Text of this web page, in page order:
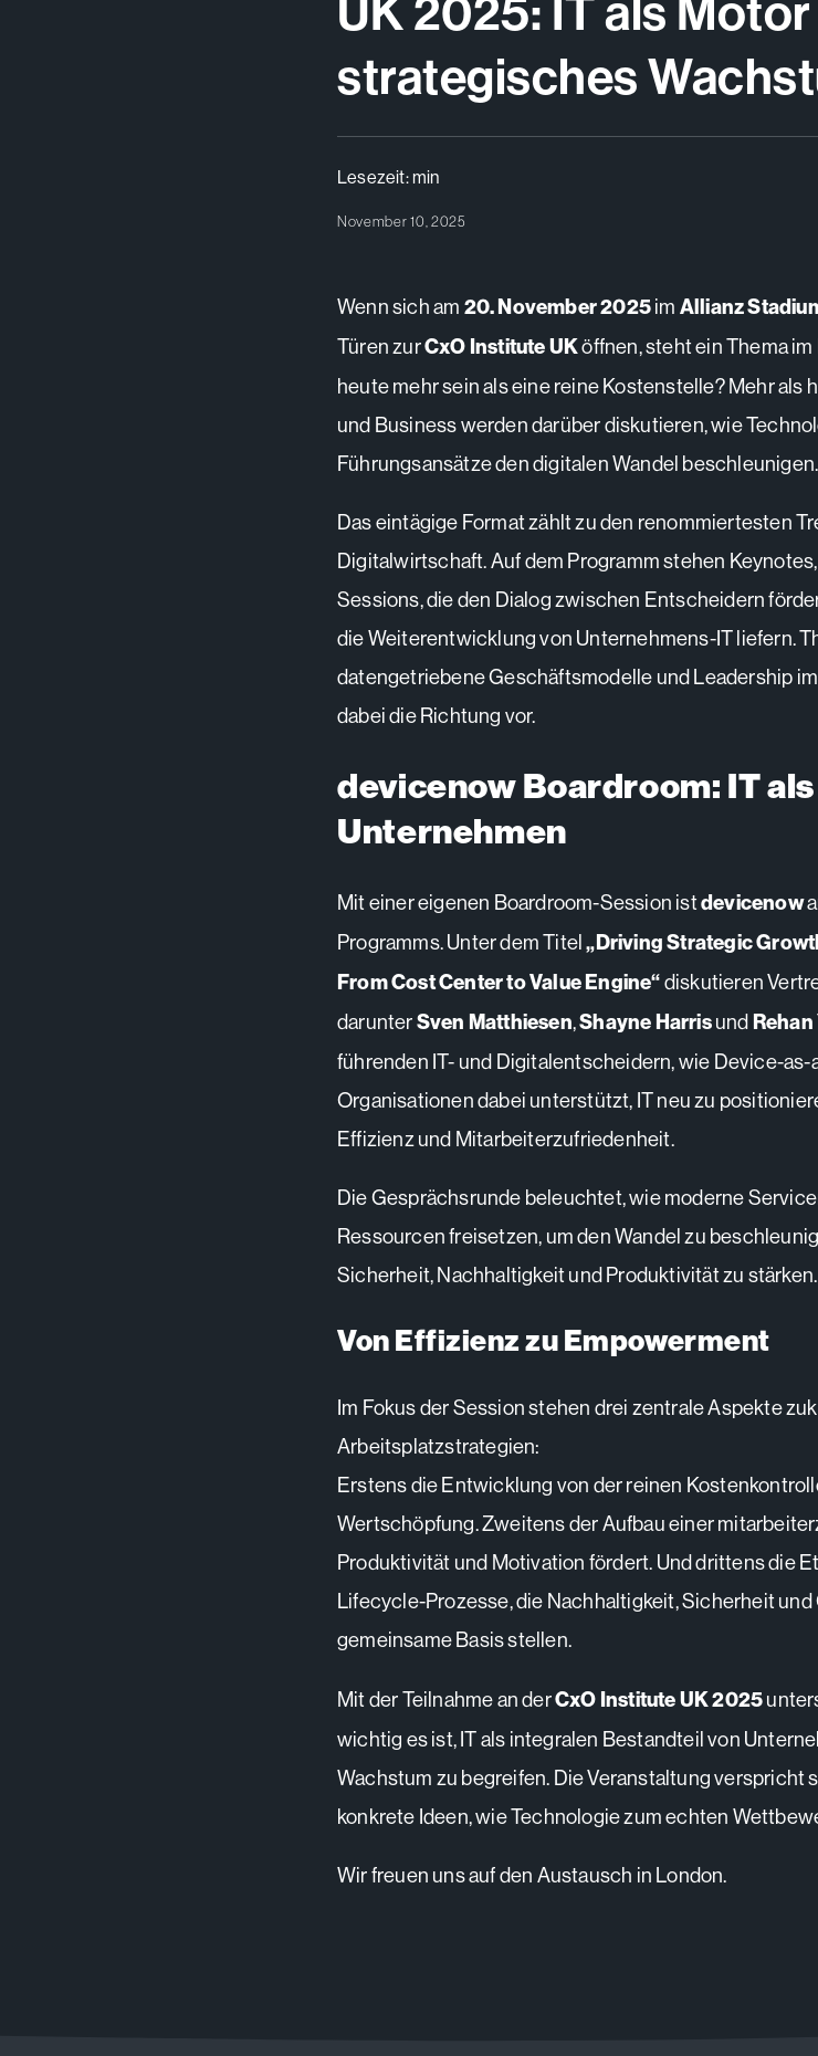
UK 2025: IT als
strategisches
Lesezeit:min
November 10, 2025
Wenn sich am 20. November 2025im Allianz
Türen zurCxO Institute UKöffnen, steht ein Thema
heute mehr sein als eine reine Kostenstelle? Mehr als
und Business werden darüber diskutieren, wie
Führungsansätze den digitalen Wandel beschleunigen.
Das eintägige Format zählt zu den renommiertesten
Digitalwirtschaft. Auf dem Programm stehen
Sessions, die den Dialog zwischen Entscheidern
die Weiterentwicklung von Unternehmens-IT liefern.
datengetriebene Geschäftsmodelle und Leadership
dabei die Richtung vor.
devicenow Boardroom: IT
Unternehmen
Mit einer eigenen Boardroom-Session istdevicenow
Programms. Unter dem Titel„Driving Strategic
From Cost Center to Value Engine“diskutieren
darunterSven Matthiesen,Shayne Harrisund
führenden IT- und Digitalentscheidern, wie Device-as-
Organisationen dabei unterstützt, IT neu zu
Effizienz und Mitarbeiterzufriedenheit.
Die Gesprächsrunde beleuchtet, wie moderne
Ressourcen freisetzen, um den Wandel zu
Sicherheit, Nachhaltigkeit und Produktivität zu stärken.
Von Effizienz zu Empowerment
Im Fokus der Session stehen drei zentrale Aspekte
Arbeitsplatzstrategien:
Erstens die Entwicklung von der reinen
Wertschöpfung. Zweitens der Aufbau einer
Produktivität und Motivation fördert. Und drittens die
Lifecycle-Prozesse, die Nachhaltigkeit, Sicherheit
gemeinsame Basis stellen.
Mit der Teilnahme an derCxO Institute UK 2025
wichtig es ist, IT als integralen Bestandteil von
Wachstum zu begreifen. Die Veranstaltung verspricht
konkrete Ideen, wie Technologie zum echten
Wir freuen uns auf den Austausch in London.